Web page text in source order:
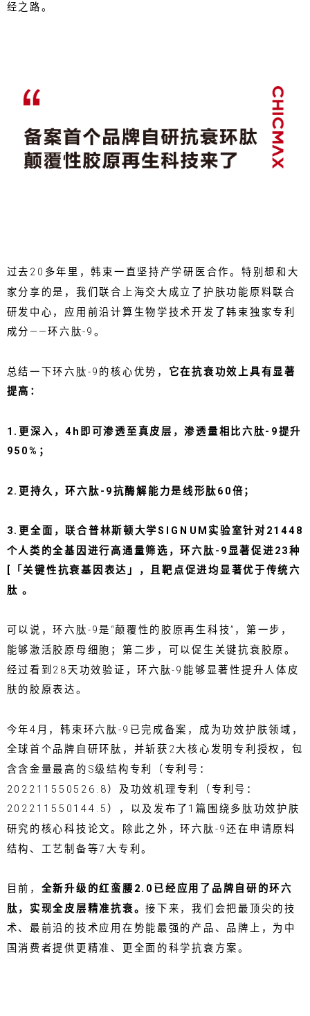
经之路。
过去20多年里，韩束一直坚持产学研医合作。特别想和大
家分享的是，我们联合上海交大成立了护肤功能原料联合
研发中心，应用前沿计算生物学技术开发了韩束独家专利
成分——环六肽-9。
总结一下环六肽-9的核心优势， 它在抗衰功效上具有显著
提高：
1.更深入，4h即可渗透至真皮层，渗透量相比六肽-9提升
950%；
2.更持久，环六肽-9抗酶解能力是线形肽60倍；
3.更全面，联合普林斯顿大学SIGNUM实验室针对21448
个人类的全基因进行高通量筛选，环六肽-9显著促进23种
[「关键性抗衰基因表达」，且靶点促进均显著优于传统六
肽 。
可以说，环六肽-9是“颠覆性的胶原再生科技”，第一步，
能够激活胶原母细胞；第二步，可以促生关键抗衰胶原。
经过看到28天功效验证，环六肽-9能够显著性提升人体皮
肤的胶原表达。
今年4月，韩束环六肽-9已完成备案，成为功效护肤领域，
全球首个品牌自研环肽，并斩获2大核心发明专利授权，包
含含金量最高的S级结构专利（专利号：
202211550526.8）及功效机理专利（专利号：
202211550144.5），以及发布了1篇围绕多肽功效护肤
研究的核心科技论文。除此之外，环六肽-9还在申请原料
结构、工艺制备等7大专利。
目前， 全新升级的红蛮腰2.0已经应用了品牌自研的环六
肽， 实现全皮层精准抗衰。接下来，我们会把最顶尖的技
术、最前沿的技术应用在势能最强的产品、品牌上，为中
国消费者提供更精准、更全面的科学抗衰方案。